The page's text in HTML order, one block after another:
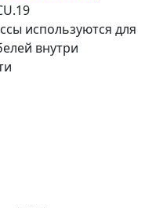
используются для
внутри